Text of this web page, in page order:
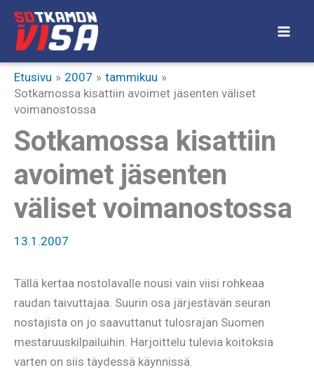
Siirry
sisältöön
Etusivu 2007
tammikuu
Sotkamossa kisattiin avoimet jäsenten väliset
voimanostossa
Sotkamossa kisattiin
avoimet jäsenten
väliset voimanostossa
13.1.2007
Tällä kertaa nostolavalle nousi vain viisi rohkeaa
raudan taivuttajaa. Suurin osa järjestävän seuran
nostajista on jo saavuttanut tulosrajan Suomen
mestaruuskilpailuihin. Harjoittelu tulevia koitoksia
varten on siis täydessä käynnissä.